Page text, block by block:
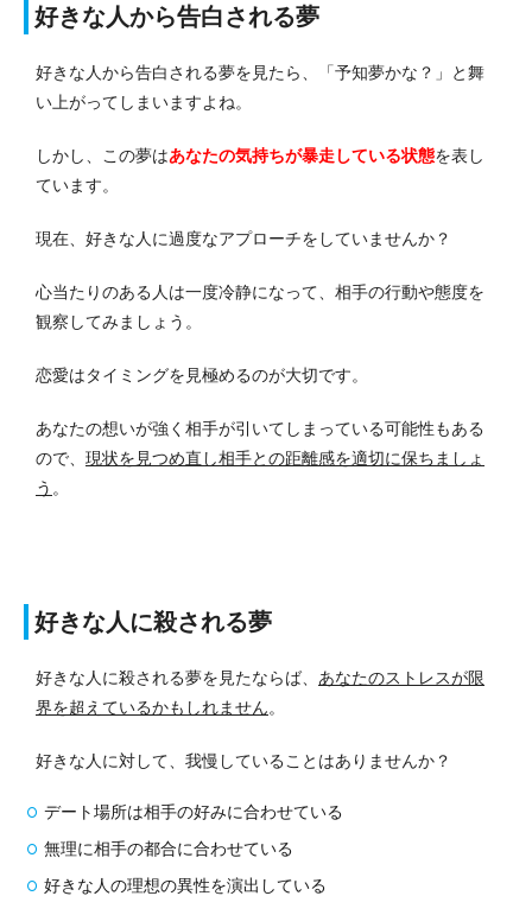
好きな人から告白される夢
好きな人から告白される夢を見たら、「予知夢かな？」と舞
い上がってしまいますよね。
しかし、この夢はあなたの気持ちが暴走している状態を表し
ています。
現在、好きな人に過度なアプローチをしていませんか？
心当たりのある人は一度冷静になって、相手の行動や態度を
観察してみましょう。
恋愛はタイミングを見極めるのが大切です。
あなたの想いが強く相手が引いてしまっている可能性もある
ので、 現状を見つめ直し相手との距離感を適切に保ちましょ
う 。
好きな人に殺される夢
好きな人に殺される夢を見たならば、 あなたのストレスが限
界を超えているかもしれません。
好きな人に対して、我慢していることはありませんか？
デート場所は相手の好みに合わせている
無理に相手の都合に合わせている
好きな人の理想の異性を演出している